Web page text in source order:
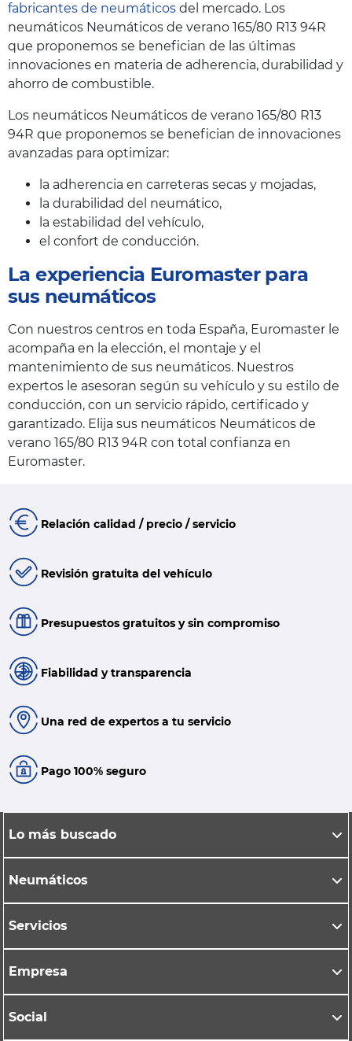
fabricantes de neumáticos del mercado. Los
neumáticos Neumáticos de verano 165/80 R13 94R
que proponemos se benefician de las últimas
innovaciones en materia de adherencia, durabilidad y
ahorro de combustible.
Los neumáticos Neumáticos de verano 165/80 R13
94R que proponemos se benefician de innovaciones
avanzadas para optimizar:
la adherencia en carreteras secas y mojadas,
la durabilidad del neumático,
la estabilidad del vehículo,
el confort de conducción.
La experiencia Euromaster para
sus neumáticos
Con nuestros centros en toda España, Euromaster le
acompaña en la elección, el montaje y el
mantenimiento de sus neumáticos. Nuestros
expertos le asesoran según su vehículo y su estilo de
conducción, con un servicio rápido, certificado y
garantizado. Elija sus neumáticos Neumáticos de
verano 165/80 R13 94R con total confianza en
Euromaster.
Relación calidad / precio / servicio
Revisión gratuita del vehículo
Presupuestos gratuitos y sin compromiso
Fiabilidad y transparencia
Una red de expertos a tu servicio
Pago 100% seguro
Lo más buscado
Neumáticos
Servicios
Empresa
Social